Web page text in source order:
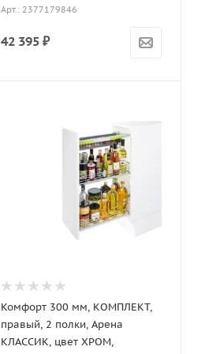
Арт.: 2377179846
42 395 ₽
Комфорт 300 мм, КОМПЛЕКТ,
правый, 2 полки, Арена
КЛАССИК, цвет ХРОМ,